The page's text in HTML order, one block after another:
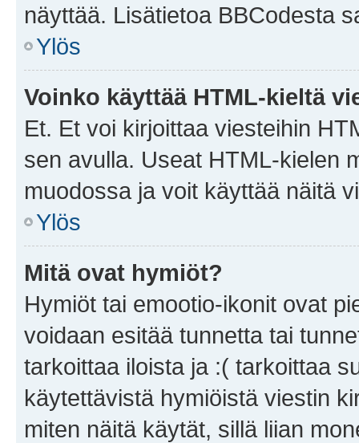
näyttää. Lisätietoa BBCodesta
Ylös
Voinko käyttää HTML-kieltä
Et. Et voi kirjoittaa viesteihin
sen avulla. Useat HTML-kielen
muodossa ja voit käyttää näitä
Ylös
Mitä ovat hymiöt?
Hymiöt tai emootio-ikonit ovat
voidaan esitää tunnetta tai
tarkoittaa iloista ja :( tarkoittaa
käytettävistä hymiöistä viestin
miten näitä käytät, sillä liian